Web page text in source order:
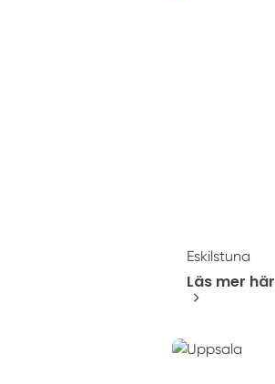
Eskilstuna
Läs mer här